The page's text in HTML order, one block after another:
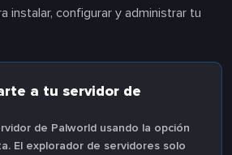
instalar, configurar y administrar tu
a tu servidor de
de Palworld usando la opción
El explorador de servidores solo